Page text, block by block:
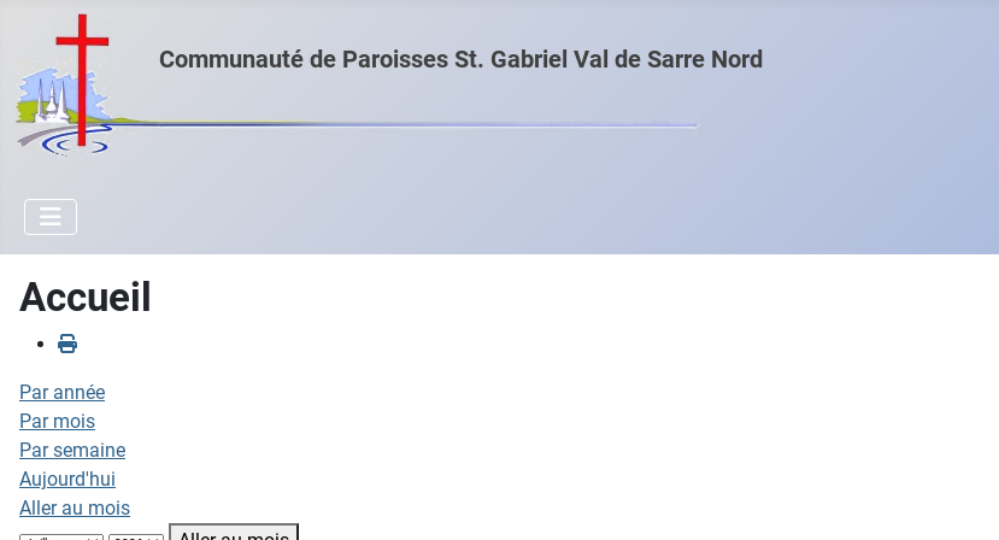
Communauté de Paroisses St. Gabriel Val de Sarre Nord
Accueil
Par année
Par mois
Par semaine
Aujourd'hui
Aller au mois